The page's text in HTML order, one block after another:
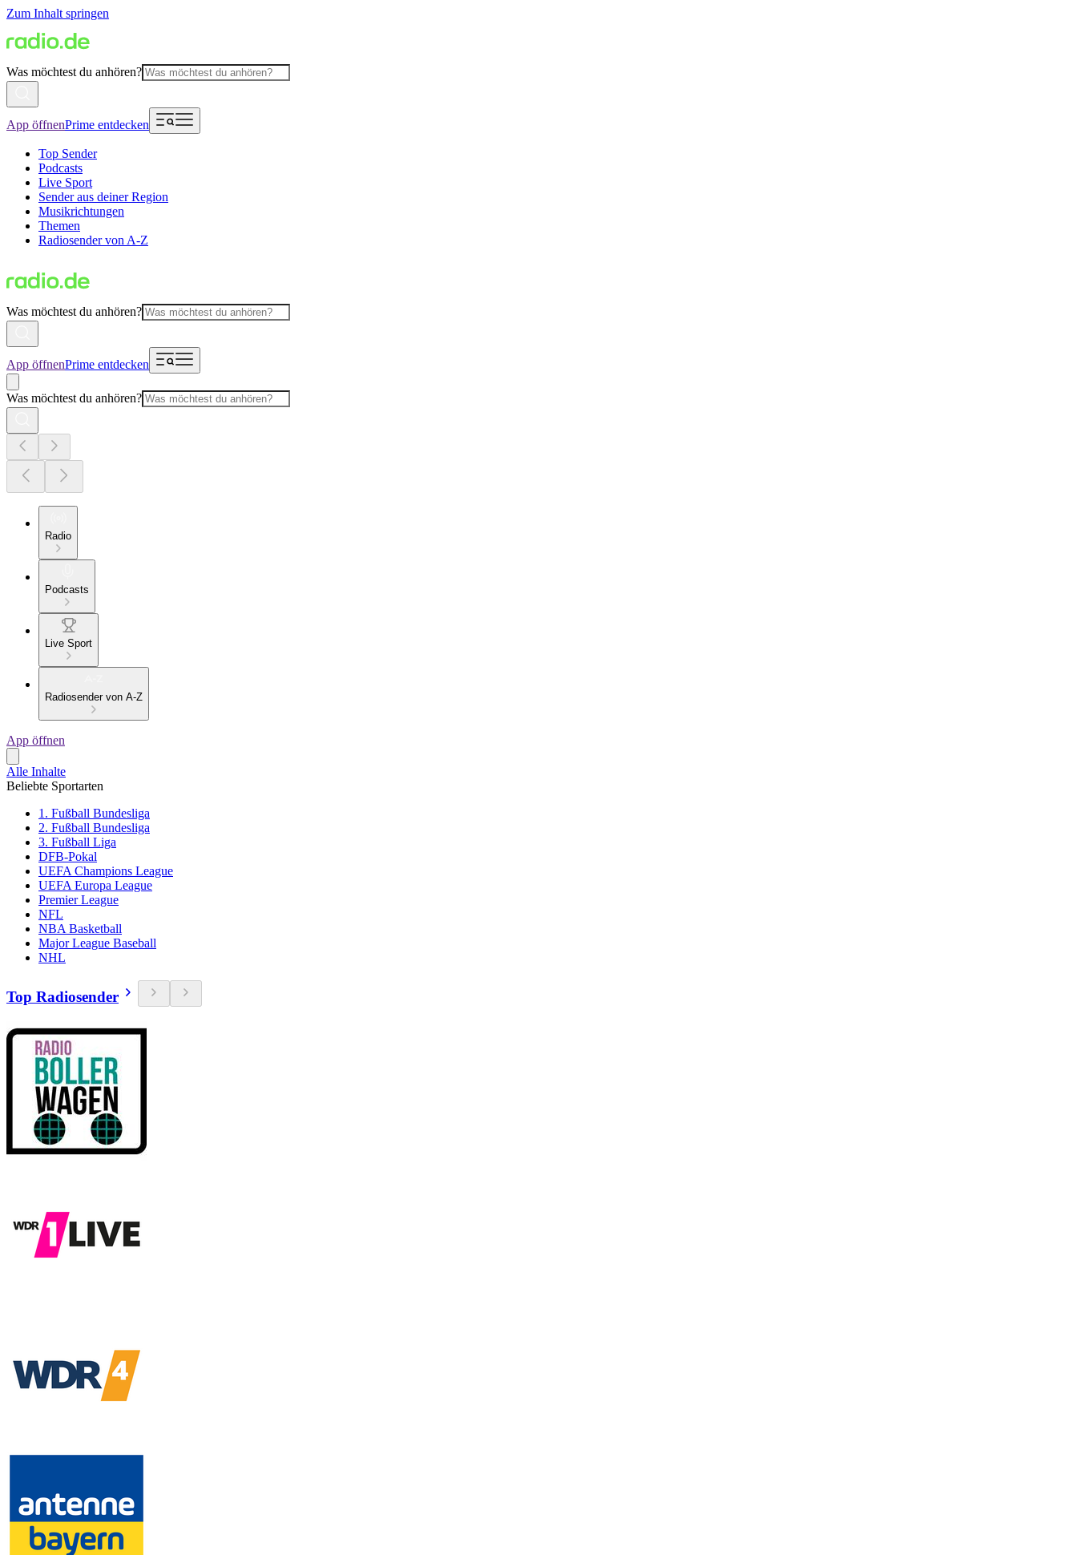
Zum Inhalt springen
Was möchtest du anhören?
App öffnenPrime entdecken
Top Sender
Podcasts
Live Sport
Sender aus deiner Region
Musikrichtungen
Themen
Radiosender von A-Z
Was möchtest du anhören?
App öffnenPrime entdecken
Was möchtest du anhören?
Radio
Podcasts
Live Sport
Radiosender von A-Z
App öffnen
Alle Inhalte
Beliebte Sportarten
1. Fußball Bundesliga
2. Fußball Bundesliga
3. Fußball Liga
DFB-Pokal
UEFA Champions League
UEFA Europa League
Premier League
NFL
NBA Basketball
Major League Baseball
NHL
Top Radiosender